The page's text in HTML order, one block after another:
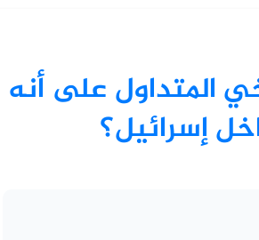
المتداول على أنه
إسرائيل؟